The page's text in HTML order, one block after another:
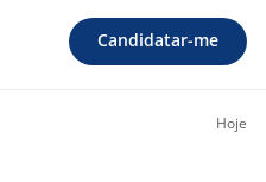
Candidatar-me
Hoje